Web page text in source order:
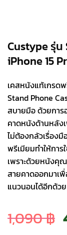
Custype รุ่น
iPhone 15
เคสหนังแท้เกรด
Stand Phone
สบายมือ ด้วยกา
คาดหนังด้านหลัง
ไม่ต้องกลัวเรื่อง
พรีเมียมทำให้การ
เพราะด้วยหนังคุ
สายคาดออกมาเพื่
แนวนอนได้อีกด้วย
1,090฿